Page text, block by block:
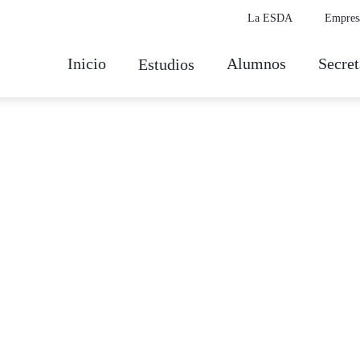
La ESDA
Inicio Estudios Alumnos